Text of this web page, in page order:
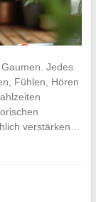
Jedes
Fühlen, Hören
verstärken…